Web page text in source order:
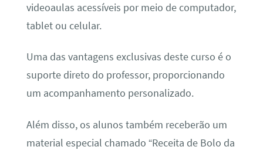
videoaulas acessíveis por meio de computador,
tablet ou celular.
Uma das vantagens exclusivas deste curso é o
suporte direto do professor, proporcionando
um acompanhamento personalizado.
Além disso, os alunos também receberão um
material especial chamado “Receita de Bolo da